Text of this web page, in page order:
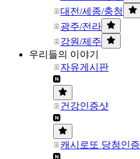
대전/세종/충청
광주/전라
강원/제주
우리들의 이야기
자유게시판
건강인증샷
캐시로또 당첨인증